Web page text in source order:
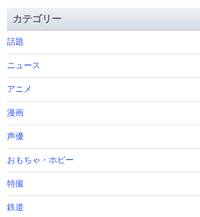
カテゴリー
話題
ニュース
アニメ
漫画
声優
おもちゃ・ホビー
特撮
鉄道